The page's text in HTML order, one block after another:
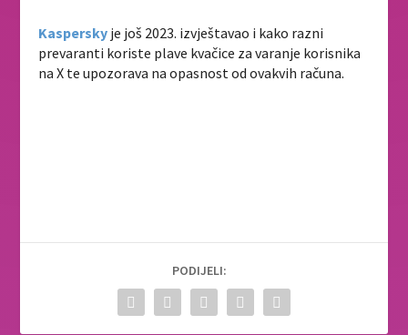
Kaspersky je još 2023. izvještavao i kako razni
prevaranti koriste plave kvačice za varanje korisnika
na X te upozorava na opasnost od ovakvih računa.
PODIJELI: